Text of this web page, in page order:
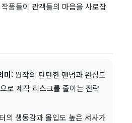
품들이 관객들의 마음을 사로잡
미: 원작의 탄탄한 팬덤과 완성도
로 제작 리스크를 줄이는 전략
의 생동감과 몰입도 높은 서사가